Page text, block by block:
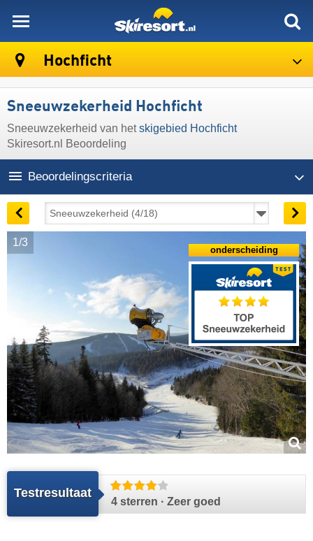
Hochficht
Sneeuwzekerheid Hochficht
Sneeuwzekerheid van hetskigebied Hochficht
Skiresort.nl Beoordeling
Beoordelingscriteria
1/3
Testresultaat
4 sterren · Zeer goed
onderscheiding